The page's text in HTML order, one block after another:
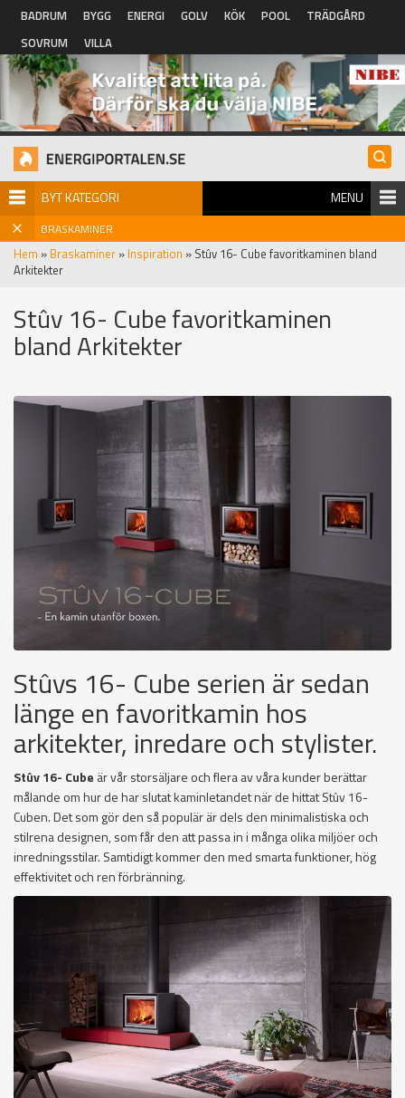
Hoppa till huvudinnehåll
BADRUM BYGG ENERGI GOLV KÖK POOL
TRÄDGÅRD
SOVRUM
VILLA
BYT KATEGORI MENU
BRASKAMINER
Hem » Braskaminer » Inspiration » Stûv 16- Cube favoritkaminen bland
Arkitekter
Stûv 16- Cube favoritkaminen
bland Arkitekter
Stûvs 16- Cube serien är sedan
länge en favoritkamin hos
arkitekter, inredare och stylister.
Stûv 16- Cube är vår storsäljare och flera av våra kunder berättar
målande om hur de har slutat kaminletandet när de hittat Stûv16-
Cuben. Det som gör den så populär är dels den minimalistiska och
stilrena designen, som får den att passa in i många olika miljöer och
inredningsstilar. Samtidigt kommer den med smarta funktioner, hög
effektivitet och ren förbränning.